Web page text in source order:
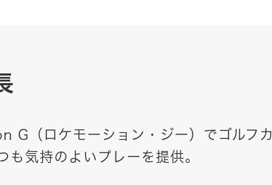
G（ロケモーション・ジー）でゴルフ
も気持のよいプレーを提供。